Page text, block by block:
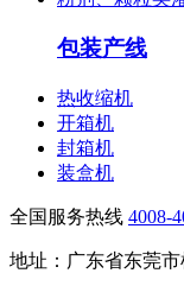
包装产线
热收缩机
开箱机
封箱机
装盒机
全国服务热线 4008-
地址：广东省东莞